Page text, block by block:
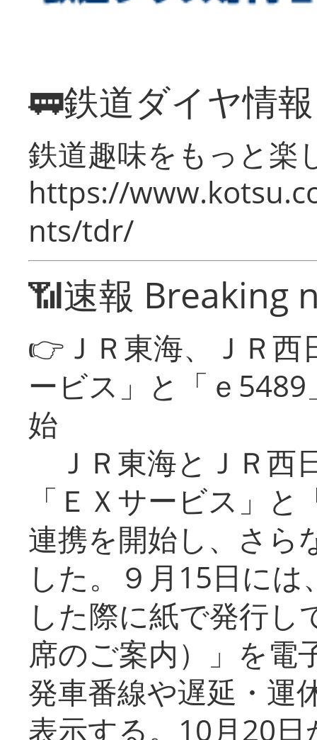
🚃鉄道ダイヤ情
鉄道趣味をもっと楽
https://
nts/tdr/
📶速報 Breaking
👉ＪＲ東海、ＪＲ
ービス」と「ｅ
始
ＪＲ東海とＪＲ西
「ＥＸサービス」
連携を開始し、さら
した。９月15日に
した際に紙で発行し
席のご案内）」を電
発車番線や遅延・運
表示する。10月20